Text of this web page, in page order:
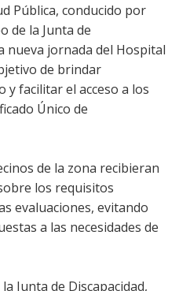
Pública, conducido por
de la Junta de
nueva jornada del Hospital
de brindar
facilitar el acceso a los
Único de
de la zona recibieran
los requisitos
evaluaciones, evitando
a las necesidades de
Junta de Discapacidad,